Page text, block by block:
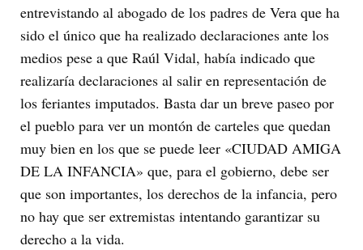
entrevistando al abogado de los padres de Vera que ha
sido el único que ha realizado declaraciones ante los
medios pese a que Raúl Vidal, había indicado que
realizaría declaraciones al salir en representación de
los feriantes imputados. Basta dar un breve paseo por
el pueblo para ver un montón de carteles que quedan
muy bien en los que se puede leer «CIUDAD AMIGA
DE LA INFANCIA» que, para el gobierno, debe ser
que son importantes, los derechos de la infancia, pero
no hay que ser extremistas intentando garantizar su
derecho a la vida.